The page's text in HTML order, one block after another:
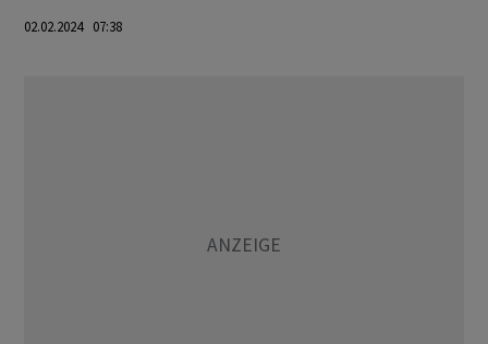
02.02.2024 07:38